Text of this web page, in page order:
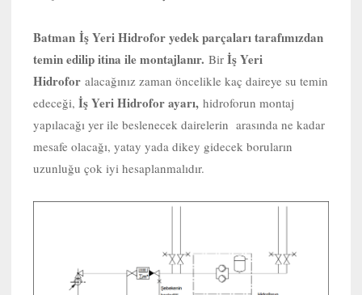
Batman İş Yeri Hidrofor yedek parçaları tarafımızdan
temin edilip itina ile montajlanır. Bir İş Yeri
Hidrofor alacağınız zaman öncelikle kaç daireye su temin
edeceği, İş Yeri Hidrofor ayarı, hidroforun montaj
yapılacağı yer ile beslenecek dairelerin arasında ne kadar
mesafe olacağı, yatay yada dikey gidecek boruların
uzunluğu çok iyi hesaplanmalıdır.